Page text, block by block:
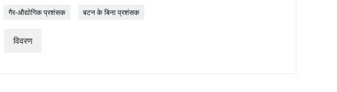
गैर-औद्योगिक प्रशंसक बटन के बिना प्रशंसक
विवरण